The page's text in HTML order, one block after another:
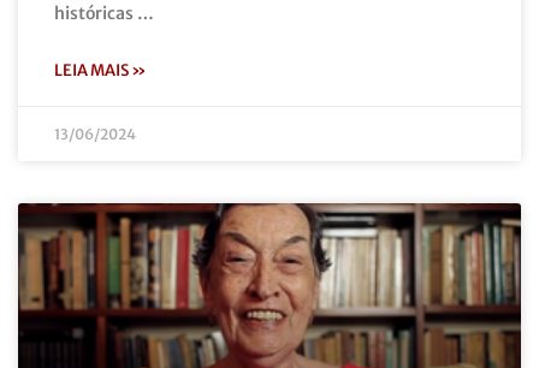
históricas …
LEIA MAIS »
13/06/2024